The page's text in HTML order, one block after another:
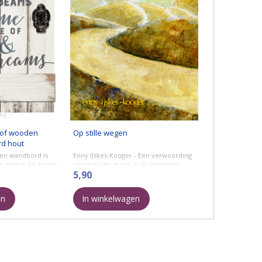
wooden
hout
wandbord is
in de Amish
door het gebruik
is het bord
Op stille wegen
Enny IJskes-Kooger - Een verwoording
van wat een mens in dit leven kan
overkomen.
5,90
In winkelwagen